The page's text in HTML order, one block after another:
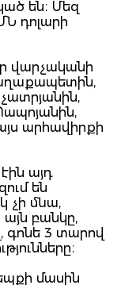
են։ Մեզ
դոլարի
վարչականի
արհավիրքի
այդ
են
չի մնա,
այն բանկը,
գոնե 3 տարով
մասին